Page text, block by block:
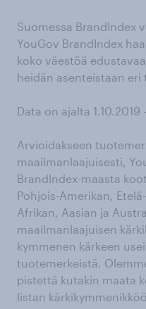
Suomessa BrandIndex
YouGov BrandIndex
koko väestöä
heidän asenteistaan eri
Data on ajalta 1.10.2019
Arvioidakseen
maailmanlaajuisesti,
BrandIndex-maasta
Pohjois-Amerikan,
Afrikan, Aasian ja
maailmanlaajuisen
kymmenen kärkeen
tuotemerkeistä.
pistettä kutakin maata
listan